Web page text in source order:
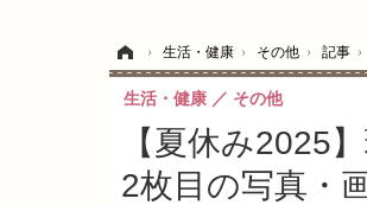
› 生活・健康 › その他 › 記事 ›
【夏休み2025
2枚目の写真・
生活・健康 その他